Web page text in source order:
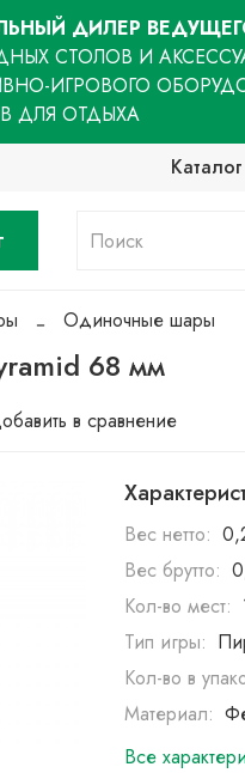
ДИЛЕР
СТОЛОВ И
ИГРОВОГО
ДЛЯ ОТДЫХА
Каталог
Одиночные шары
68 мм
в сравнение
Вес нетто:
Вес брутто:
Кол-во мест:
Тип игры:
Кол-во в
Материал:
Все